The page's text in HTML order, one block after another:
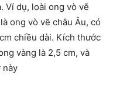
Ví dụ, loài ong vò vẽ
ong vò vẽ châu Âu, có
chiều dài. Kích thước
vàng là 2,5 cm, và
này